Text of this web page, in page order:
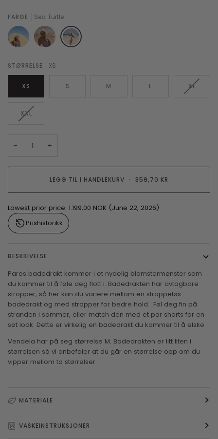
FARGE Sea Turtle
blue
STØRRELSE XS
XS S M L XL
XXL
− +
LEGG TIL I HANDLEKURV • 359,70 KR
Lowest prior price: 1.199,00 NOK (June 22, 2026)
Prishistorikk
BESKRIVELSE
Paros badedrakt kommer i et nydelig blomstermønster som
du kommer til å føle deg flott i. Badedrakten har avtagbare
stropper, så her kan du variere mellom en stroppeløs
badedrakt og med stropper for bedre hold. Føl deg fin på
stranden i sommer, eller match den med et par shorts for en
søt look. Dette er virkelig en badedrakt du kommer til å elske.
Vendela har på seg størrelse M. Badedrakten er litt liten i
størrelsen så vi anbefaler at du går en størrelse opp om du
vipper mellom to størrelser.
MATERIALE
VASKEINSTRUKSJONER